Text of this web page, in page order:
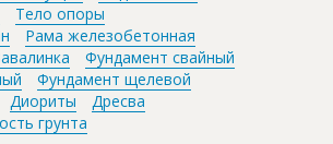
Тело опоры
Рама железобетонная
Фундамент свайный
Фундамент щелевой
Диориты
Дресва
грунта